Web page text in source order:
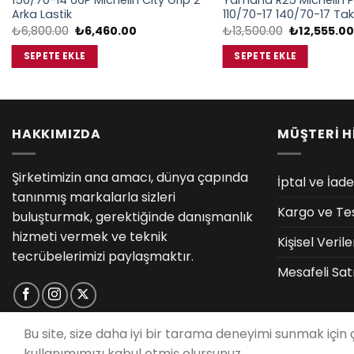
Arka Lastik
₺6,800.00 Orijinal
fiyat:
₺6,800.00.
₺6,460.00
SEPETE EKLE
110/70-17 140/70-17
₺13,500.00 Orijinal
fiyat:
₺13,500.00.
₺12,555.00
SEPETE EKLE
HAKKIMIZDA
Şirketimizin ana amacı, dünya çapında
tanınmış markalarla sizleri
buluşturmak, gerektiğinde danışmanlık
hizmeti vermek ve teknik
tecrübelerimizi paylaşmaktır.
MÜŞTERİ
İptal ve
Kargo ve
Kişisel
Mesafeli
Bu site, size daha iyi bir tarama deneyimi sunmak